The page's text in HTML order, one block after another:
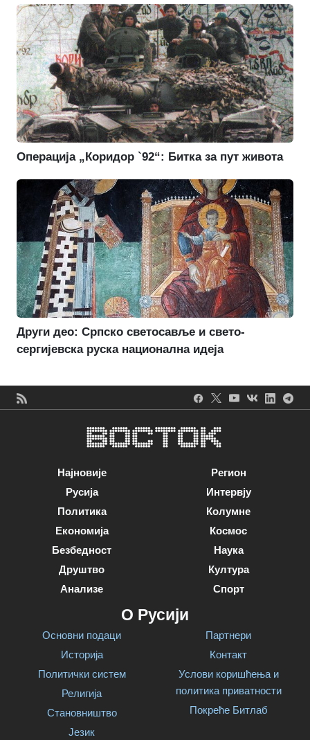
Операција „Коридор `92“: Битка за пут живота
Други део: Српско светосавље и свето-
сергијевска руска национална идеја
Најновије
Русија
Политика
Економија
Безбедност
Друштво
Анализе
Регион
Интервју
Колумне
Космос
Наука
Култура
Спорт
О Русији
Основни подаци
Историја
Политички систем
Религија
Становништво
Језик
Партнери
Контакт
Услови коришћења и
политика приватности
Покреће Битлаб